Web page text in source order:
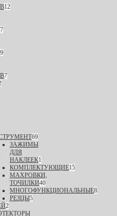
12
7
9
7
69
ЗАЖИМЫ
ДЛЯ
НАКЛЕЕК1
КОМПЛЕКТУЮЩИЕ15
МАХРОВКИ,
ТОЧИЛКИ40
МНОГОФУНКЦИОНАЛЬНЫЕ8
РЕЗЦЫ5
2